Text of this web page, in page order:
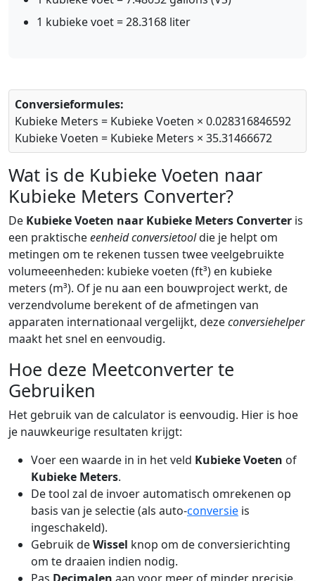
1 kubieke voet = 28.3168 liter
Conversieformules:
Kubieke Meters = Kubieke Voeten × 0.028316846592
Kubieke Voeten = Kubieke Meters × 35.31466672
Wat is de Kubieke Voeten naar
Kubieke Meters Converter?
De Kubieke Voeten naar Kubieke Meters Converter is
een praktischeeenheid conversietooldie je helpt om
metingen om te rekenen tussen twee veelgebruikte
volumeeenheden: kubieke voeten (ft³) en kubieke
meters (m³). Of je nu aan een bouwproject werkt, de
verzendvolume berekent of de afmetingen van
apparaten internationaal vergelijkt, dezeconversiehelper
maakt het snel en eenvoudig.
Hoe deze Meetconverter te
Gebruiken
Het gebruik van de calculator is eenvoudig. Hier is hoe
je nauwkeurige resultaten krijgt:
Voer een waarde in in het veld Kubieke Voeten of
Kubieke Meters.
De tool zal de invoer automatisch omrekenen op
basis van je selectie (als auto-conversie is
ingeschakeld).
Gebruik deWissel knop om de conversierichting
om te draaien indien nodig.